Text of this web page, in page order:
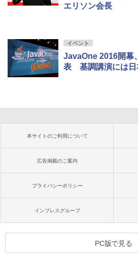
エリソン会長
イベント
JavaOne 2016開幕
表 基調講演には日
本サイトのご利用について
広告掲載のご案内
プライバシーポリシー
インプレスグループ
PC版で見る